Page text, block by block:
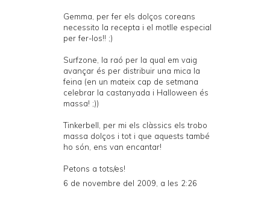
Gemma, per fer els dolços coreans
necessito la recepta i el motlle especial
per fer-los!! ;)
Surfzone, la raó per la qual em vaig
avançar és per distribuir una mica la
feina (en un mateix cap de setmana
celebrar la castanyada i Halloween és
massa! ;))
Tinkerbell, per mi els clàssics els trobo
massa dolços i tot i que aquests també
ho són, ens van encantar!
Petons a tots/es!
6 de novembre del 2009, a les 2:26